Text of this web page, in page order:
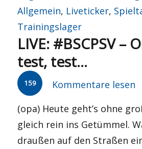
am
Allgemein, Liveticker,
Trainingslager
LIVE: #BSCPSV –
test, test…
159
Kommentare lesen
(opa) Heute geht’s ohne
gleich rein ins Getümmel.
draußen auf den Straßen